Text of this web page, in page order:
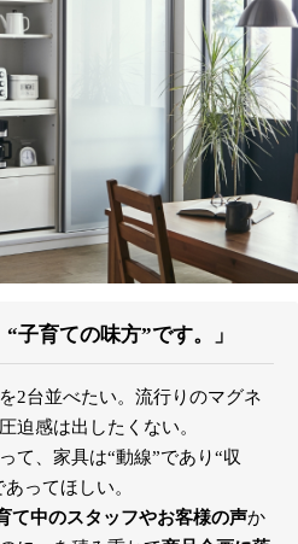
子育ての味方”です。」
2台並べたい。流行りのマグネ
迫感は出したくない。
て、家具は“動線”であり“収
ってほしい。
て中のスタッフやお客様の声か